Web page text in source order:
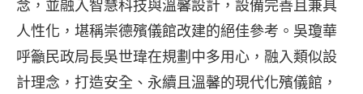
念，並融入智慧科技與溫馨設計，設備完善且兼具
人性化，堪稱崇德殯儀館改建的絕佳參考。吳瓊華
呼籲民政局長吳世瑋在規劃中多用心，融入類似設
計理念，打造安全、永續且溫馨的現代化殯儀館，